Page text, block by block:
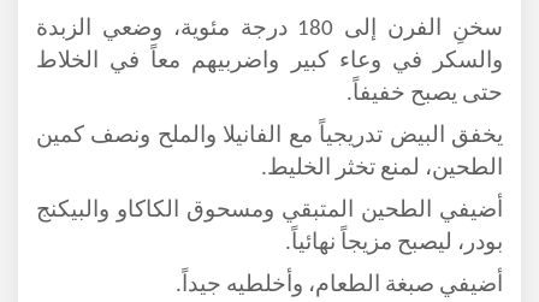
سخنِ الفرن إلى 180 درجة مئوية، وضعي الزبدة
والسكر في وعاء كبير واضربيهم معاً في الخلاط
حتى يصبح خفيفاً.
يخفق البيض تدريجياً مع الفانيلا والملح ونصف كمين
الطحين، لمنع تخثر الخليط.
أضيفي الطحين المتبقي ومسحوق الكاكاو والبيكنج
بودر، ليصبح مزيجاً نهائياً.
أضيفي صبغة الطعام، وأخلطيه جيداً.